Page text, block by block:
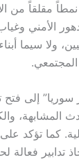
مقلقاً من
الأمني
ولا سيما
المجتمعي.
سوريا” إلى
المشابهة،
كما
تدابير فعالة